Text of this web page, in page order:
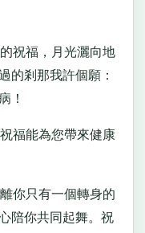
祝福，月光灑向地
的剎那我許個願：
！
福能為您帶來健康
你只有一個轉身的
陪你共同起舞。祝